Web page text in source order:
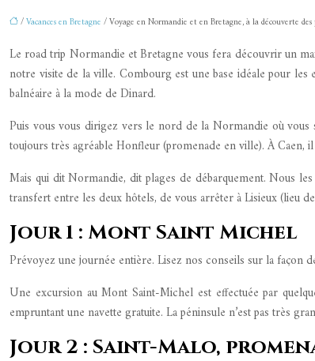
/Vacances en Bretagne / Voyage en Normandie et en Bretagne, à la découverte des
Le road trip Normandie et Bretagne vous fera découvrir un
notre visite de la ville. Combourg est une base idéale pour
balnéaire à la mode de Dinard.
Puis vous vous dirigez vers le nord de la Normandie où vous
toujours très agréable Honfleur (promenade en ville). À Caen,
Mais qui dit Normandie, dit plages de débarquement. Nous
transfert entre les deux hôtels, de vous arrêter à Lisieux (lieu
Jour 1 : Mont Saint Michel
Prévoyez une journée entière. Lisez nos conseils sur la façon
Une excursion au Mont Saint-Michel est effectuée par
empruntant une navette gratuite. La péninsule n’est pas très
Jour 2 : Saint-Malo,